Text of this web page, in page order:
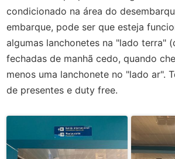
condicionado na área do
embarque, pode ser que esteja
algumas lanchonetes na "lado terra"
fechadas de manhã cedo, quando
menos uma lanchonete no "lado ar".
de presentes e duty free.